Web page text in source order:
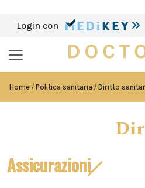
Login con
Home Politica sanitaria Diritto
Assicurazioni